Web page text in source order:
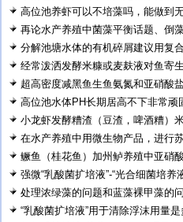
高位池养虾可以不培藻吗，能做到
再论水产养殖中菌藻平衡话题、倒
分解池塘水体的有机碎屑建议用复
经常泼洒发酵米糠或麦麸液对鱼寄
超高密度减黑鱼生鱼氨氮和亚硝酸
高位池水体PH长期居高不下非常
小龙虾发酵糟渣（豆渣，啤酒糟）
在水产养殖中用微生物产品，进行
鳜鱼（桂花鱼）加州鲈养殖中亚硝
强微“乳酸菌扩培液”-“光合细菌培养
处理浓绿藻的问题和蓝藻裸甲藻的
“乳酸菌扩培液”用于清除浮沫用量